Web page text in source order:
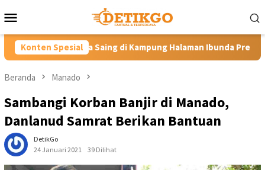
ke
Mobile
Konten Spesial
di Kampung Halaman Ibunda Presiden Labkesmas
Beranda Manado
Sambangi Korban Banjir di Manado,
Danlanud Samrat Berikan Bantuan
DetikGo
24 Januari 2021
39 Dilihat